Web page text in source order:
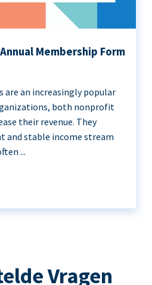
Membership Form
are an increasingly popular
both nonprofit
their revenue. They
and stable income stream
...
Vragen